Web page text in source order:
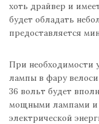
хоть драйвер и
будет обладать
предоставляется
При необходимости
лампы в фару
36 вольт будет
мощными лампами и
электрической